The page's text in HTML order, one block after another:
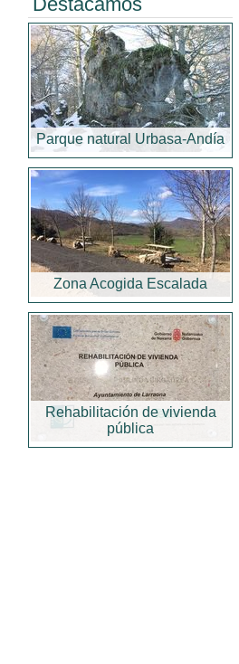
Parque natural Urbasa-Andía
Zona Acogida Escalada
Rehabilitación de vivienda
pública